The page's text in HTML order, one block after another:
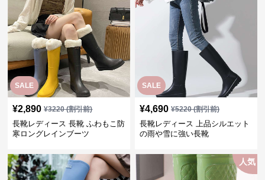
SALE
¥2,890 ¥3220(割引前)
長靴レディース 長靴 ふわもこ防
寒ロングレインブーツ
SALE
¥4,690 ¥5220(割引前)
長靴レディース 上品シルエット
の雨や雪に強い長靴
人気